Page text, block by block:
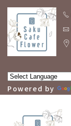
Powered by